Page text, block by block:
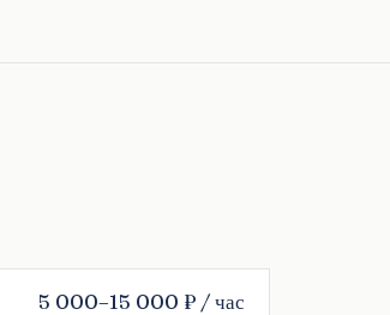
5 000–15 000 ₽ / час